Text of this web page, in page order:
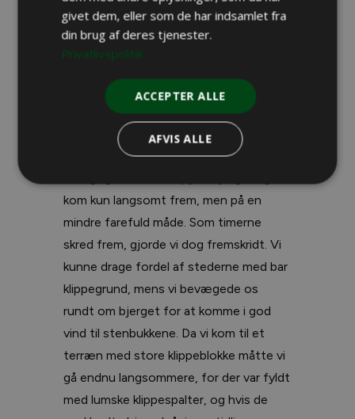
– Gå langsomt og forsigtigt – som i
slowmotion, så du ikke snubler, rådede
Jeg opfattede hans ord helt
bogstaveligt, idet jeg satte den ene fod
foran den anden med samme
kom kun langsomt frem, men på en
mindre farefuld måde. Som timerne
skred frem, gjorde vi dog fremskridt. Vi
kunne drage fordel af stederne med bar
klippegrund, mens vi bevægede os
rundt om bjerget for at komme i god
vind til stenbukkene. Da vi kom til et
terræn med store klippeblokke måtte vi
gå endnu langsommere, for der var fyldt
med lumske klippespalter, og hvis de
givet dem, eller som de har indsamlet fra
din brug af deres tjenester.
Privatlivspolitik
ACCEPTER ALLE
AFVIS ALLE